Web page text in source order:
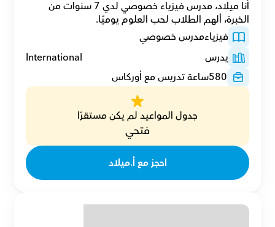
الخبرة، ألهم الطلاب لحب العلوم يوميًا.
فيزياءمدرس خصوصي
يدرس
International
580ساعة تدريس مع أوركاس
جدول المواعيد لم يكن مستقرًا
فتحي
احجز مع أ.ميلاد